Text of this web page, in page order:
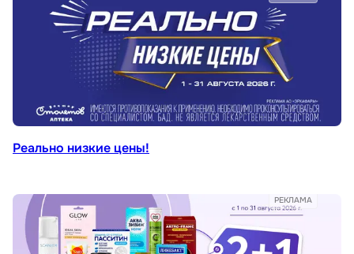
Реально низкие цены!
РЕКЛАМА